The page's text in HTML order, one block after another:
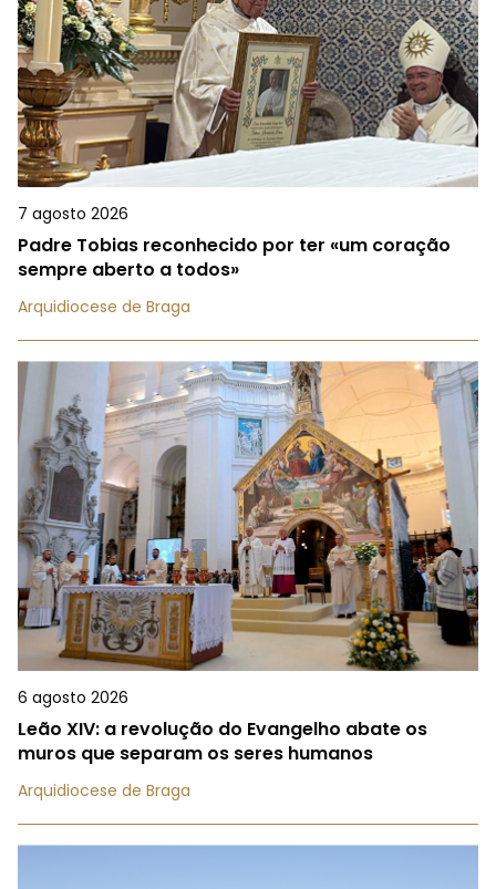
7 agosto 2026
Padre Tobias reconhecido por ter «um coração
sempre aberto a todos»
Arquidiocese de Braga
6 agosto 2026
Leão XIV: a revolução do Evangelho abate os
muros que separam os seres humanos
Arquidiocese de Braga